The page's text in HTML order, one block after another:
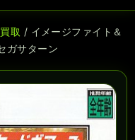
取 / イメージファイト＆
ガサターン